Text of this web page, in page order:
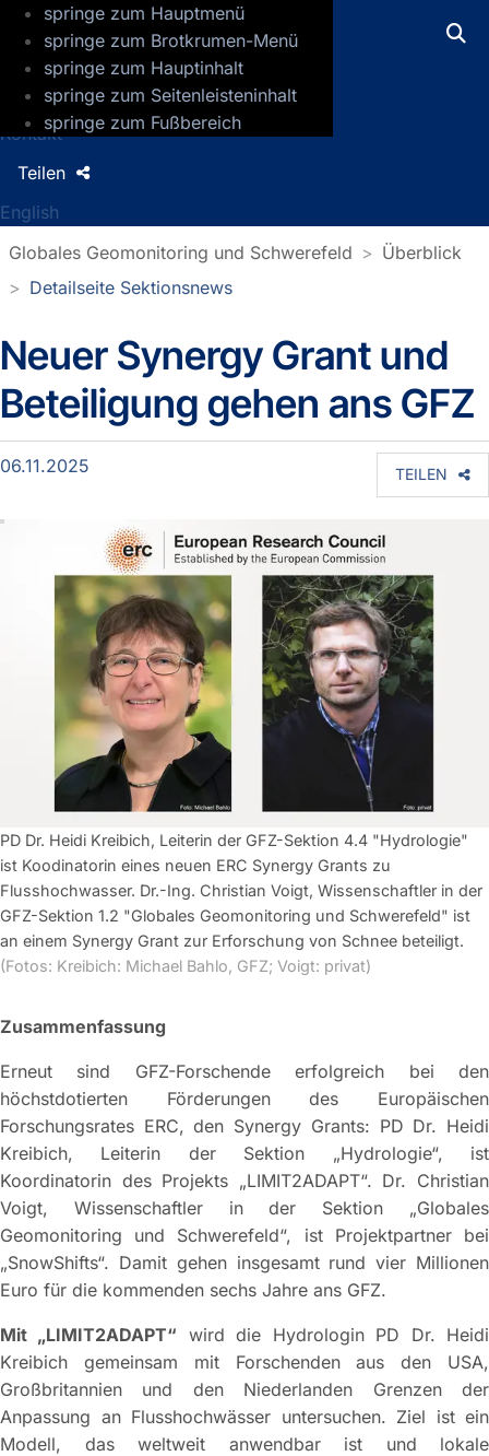
springe zum Hauptmenü
springe zum Brotkrumen-Menü
springe zum Hauptinhalt
springe zum Seitenleisteninhalt
springe zum Fußbereich
GFZ Helmholtz-Zentrum für
Presse
Jobs
Kontakt
English
Teilen
Globales Geomonitoring und Schwerefeld
Überblick
Detailseite Sektionsnews
Detailseite Sektionsnews
Neuer Synergy Grant und
Beteiligung gehen ans GFZ
06.11.2025 TEILEN
PD Dr. Heidi Kreibich, Leiterin der GFZ-Sektion 4.4 "Hydrologie"
ist Koodinatorin eines neuen ERC Synergy Grants zu
Flusshochwasser. Dr.-Ing. Christian Voigt, Wissenschaftler in der
GFZ-Sektion 1.2 "Globales Geomonitoring und Schwerefeld" ist
an einem Synergy Grant zur Erforschung von Schnee beteiligt.
(Fotos: Kreibich: Michael Bahlo, GFZ; Voigt: privat)
Zusammenfassung
Erneut sind GFZ-Forschende erfolgreich bei den
höchstdotierten Förderungen des Europäischen
Forschungsrates ERC, den Synergy Grants: PD Dr. Heidi
Kreibich, Leiterin der Sektion „Hydrologie“, ist
Koordinatorin des Projekts „LIMIT2ADAPT“. Dr. Christian
Voigt, Wissenschaftler in der Sektion „Globales
Geomonitoring und Schwerefeld“, ist Projektpartner bei
„SnowShifts“. Damit gehen insgesamt rund vier Millionen
Euro für die kommenden sechs Jahre ans GFZ.
Mit „LIMIT2ADAPT“ wird die Hydrologin PD Dr. Heidi
Kreibich gemeinsam mit Forschenden aus den USA,
Großbritannien und den Niederlanden Grenzen der
Anpassung an Flusshochwässer untersuchen. Ziel ist ein
Modell, das weltweit anwendbar ist und lokale